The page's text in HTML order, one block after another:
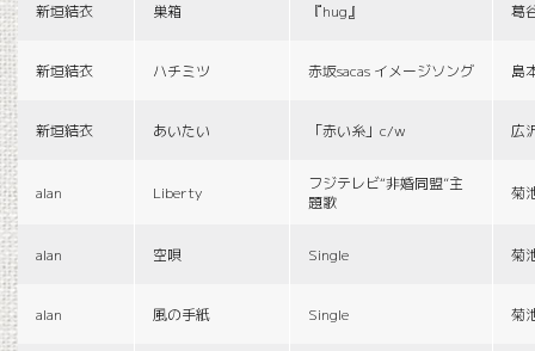
新垣結衣 巣箱 『hug』 葛
新垣結衣 ハチミツ 赤坂sacas イメージソング 島
新垣結衣 あいたい 「赤い糸」c/w 広
alan Liberty
フジテレビ“非婚同盟”主
題歌
菊
alan 空唄 Single 菊
alan 風の手紙 Single 菊